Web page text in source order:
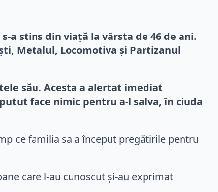
a stins din viață la vârsta de 46 de ani.
Metalul, Locomotiva și Partizanul
său. Acesta a alertat imediat
face nimic pentru a-l salva, în ciuda
ce familia sa a început pregătirile pentru
care l-au cunoscut și-au exprimat